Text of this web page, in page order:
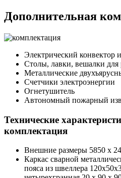
Дополнительная
Электрический конвектор
Столы, лавки, вешалки для
Металлические
Счетчики электроэнергии
Огнетушитель
Автономный пожарный
Технические
комплектация
Внешние размеры 5850 х
Каркас сварной
пояса из швеллера